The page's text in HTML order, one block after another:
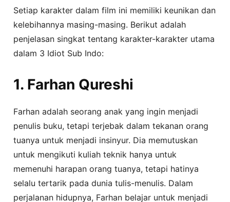
Setiap karakter dalam film ini memiliki keunikan dan
kelebihannya masing-masing. Berikut adalah
penjelasan singkat tentang karakter-karakter utama
dalam 3 Idiot Sub Indo:
1. Farhan Qureshi
Farhan adalah seorang anak yang ingin menjadi
penulis buku, tetapi terjebak dalam tekanan orang
tuanya untuk menjadi insinyur. Dia memutuskan
untuk mengikuti kuliah teknik hanya untuk
memenuhi harapan orang tuanya, tetapi hatinya
selalu tertarik pada dunia tulis-menulis. Dalam
perjalanan hidupnya, Farhan belajar untuk menjadi